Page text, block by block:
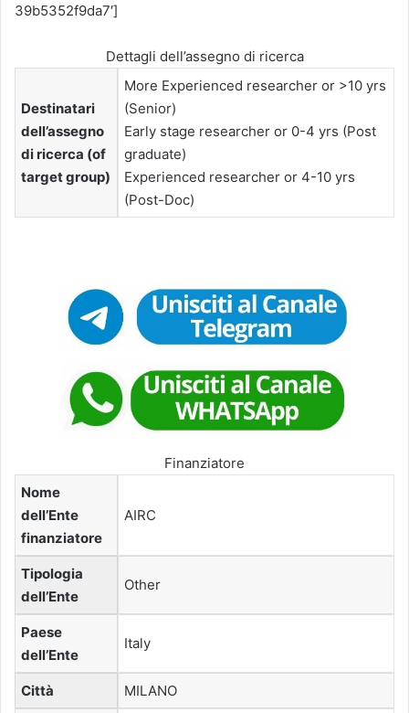
39b5352f9da7′]
Dettagli dell’assegno di ricerca
Destinatari
dell’assegno
di ricerca (of
target group)
More Experienced researcher or >10 yrs
(Senior)
Early stage researcher or 0-4 yrs (Post
graduate)
Experienced researcher or 4-10 yrs
(Post-Doc)
Finanziatore
Nome
dell’Ente
finanziatore
AIRC
Tipologia
dell’Ente
Other
Paese
dell’Ente
Italy
Città MILANO